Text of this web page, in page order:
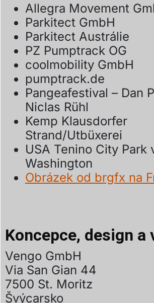
Allegra Movement
Parkitect GmbH
Parkitect Austrálie
PZ Pumptrack OG
coolmobility GmbH
pumptrack.de
Pangeafestival – Dan
Niclas Rühl
Kemp Klausdorfer
Strand/Utbüxerei
USA Tenino City Park
Washington
Obrázek od brgfx na
Koncepce, design a
Vengo GmbH
Via San Gian 44
7500 St. Moritz
Švýcarsko